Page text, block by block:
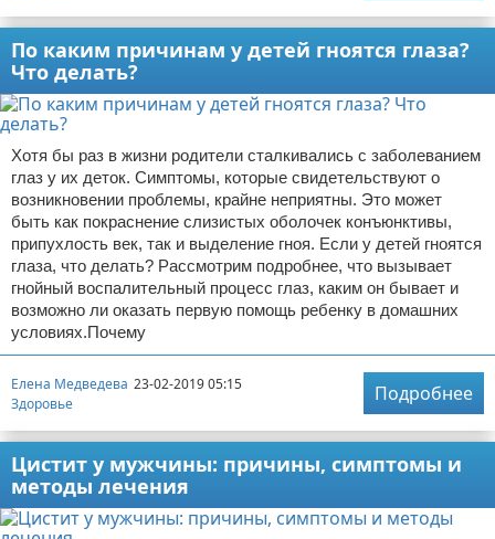
По каким причинам у детей гноятся глаза?
Что делать?
Хотя бы раз в жизни родители сталкивались с заболеванием
глаз у их деток. Симптомы, которые свидетельствуют о
возникновении проблемы, крайне неприятны. Это может
быть как покраснение слизистых оболочек конъюнктивы,
припухлость век, так и выделение гноя. Если у детей гноятся
глаза, что делать? Рассмотрим подробнее, что вызывает
гнойный воспалительный процесс глаз, каким он бывает и
возможно ли оказать первую помощь ребенку в домашних
условиях.Почему
Елена Медведева 23-02-2019 05:15
Здоровье
Подробнее
Цистит у мужчины: причины, симптомы и
методы лечения